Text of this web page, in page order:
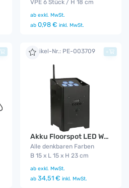
VPE 6 Stück / H 18 cm
ab exkl. MwSt.
ab 0,98 € inkl. MwSt.
Artikel-Nr.: PE-003709
Akku Floorspot LED WDMX
Alle denkbaren Farben
B 15 x L 15 x H 23 cm
ab exkl. MwSt.
ab 34,51 € inkl. MwSt.
+